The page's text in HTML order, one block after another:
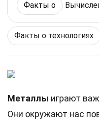
Факты о
Факты о технологиях
Металлы играют
Они окружают нас